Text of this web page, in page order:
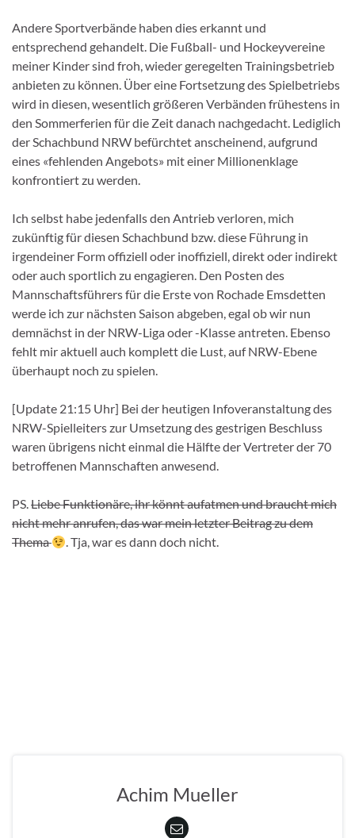
Andere Sportverbände haben dies erkannt und
entsprechend gehandelt. Die Fußball- und Hockeyvereine
meiner Kinder sind froh, wieder geregelten Trainingsbetrieb
anbieten zu können. Über eine Fortsetzung des Spielbetriebs
wird in diesen, wesentlich größeren Verbänden frühestens in
den Sommerferien für die Zeit danach nachgedacht. Lediglich
der Schachbund NRW befürchtet anscheinend, aufgrund
eines «fehlenden Angebots» mit einer Millionenklage
konfrontiert zu werden.
Ich selbst habe jedenfalls den Antrieb verloren, mich
zukünftig für diesen Schachbund bzw. diese Führung in
irgendeiner Form offiziell oder inoffiziell, direkt oder indirekt
oder auch sportlich zu engagieren. Den Posten des
Mannschaftsführers für die Erste von Rochade Emsdetten
werde ich zur nächsten Saison abgeben, egal ob wir nun
demnächst in der NRW-Liga oder -Klasse antreten. Ebenso
fehlt mir aktuell auch komplett die Lust, auf NRW-Ebene
überhaupt noch zu spielen.
[Update 21:15 Uhr] Bei der heutigen Infoveranstaltung des
NRW-Spielleiters zur Umsetzung des gestrigen Beschluss
waren übrigens nicht einmal die Hälfte der Vertreter der 70
betroffenen Mannschaften anwesend.
PS.Liebe Funktionäre, ihr könnt aufatmen und braucht mich
nicht mehr anrufen, das war mein letzter Beitrag zu dem
Thema
. Tja, war es dann doch nicht.
Achim Mueller